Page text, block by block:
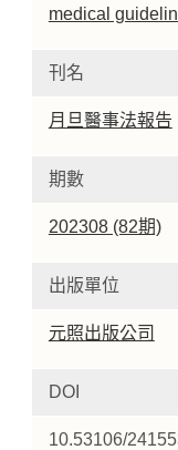
medical
刊名
月旦醫事法報告
期數
202308 (82期)
出版單位
元照出版公司
DOI
10.53106/